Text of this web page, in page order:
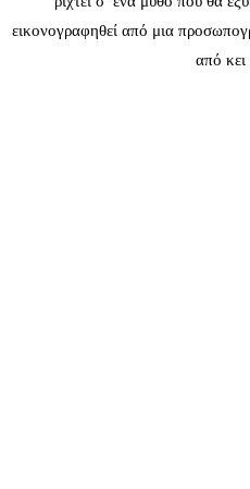
εικονογραφηθεί από μια
από κει